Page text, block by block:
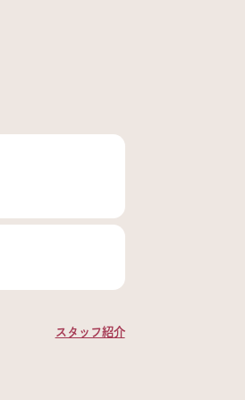
スタッフ紹介